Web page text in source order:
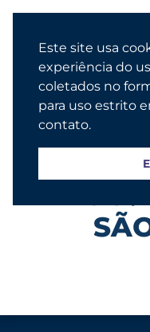
Este site usa
experiência do
coletados no
para uso estrito
contato.